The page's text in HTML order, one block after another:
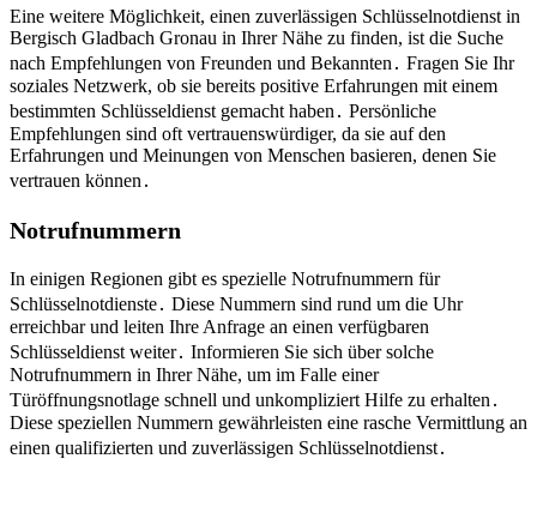
Eine weitere Möglichkeit, einen zuverlässigen Schlüsselnotdienst in
Bergisch Gladbach Gronau in Ihrer Nähe zu finden, ist die Suche
nach Empfehlungen von Freunden und Bekannten․ Fragen Sie Ihr
soziales Netzwerk, ob sie bereits positive Erfahrungen mit einem
bestimmten Schlüsseldienst gemacht haben․ Persönliche
Empfehlungen sind oft vertrauenswürdiger, da sie auf den
Erfahrungen und Meinungen von Menschen basieren, denen Sie
vertrauen können․
Notrufnummern
In einigen Regionen gibt es spezielle Notrufnummern für
Schlüsselnotdienste․ Diese Nummern sind rund um die Uhr
erreichbar und leiten Ihre Anfrage an einen verfügbaren
Schlüsseldienst weiter․ Informieren Sie sich über solche
Notrufnummern in Ihrer Nähe, um im Falle einer
Türöffnungsnotlage schnell und unkompliziert Hilfe zu erhalten․
Diese speziellen Nummern gewährleisten eine rasche Vermittlung an
einen qualifizierten und zuverlässigen Schlüsselnotdienst․